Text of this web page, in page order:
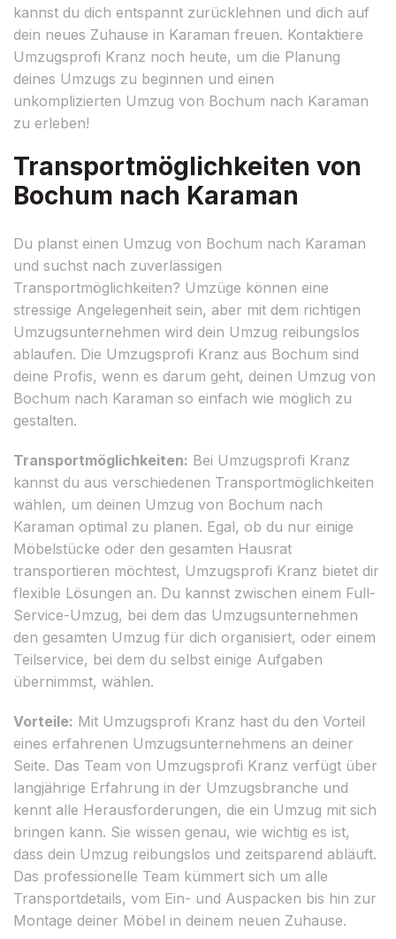
kannst du dich entspannt zurücklehnen und dich auf
dein neues Zuhause in Karaman freuen. Kontaktiere
Umzugsprofi Kranz noch heute, um die Planung
deines Umzugs zu beginnen und einen
unkomplizierten Umzug von Bochum nach Karaman
zu erleben!
Transportmöglichkeiten von
Bochum nach Karaman
Du planst einen Umzug von Bochum nach Karaman
und suchst nach zuverlässigen
Transportmöglichkeiten? Umzüge können eine
stressige Angelegenheit sein, aber mit dem richtigen
Umzugsunternehmen wird dein Umzug reibungslos
ablaufen. Die Umzugsprofi Kranz aus Bochum sind
deine Profis, wenn es darum geht, deinen Umzug von
Bochum nach Karaman so einfach wie möglich zu
gestalten.
Transportmöglichkeiten: Bei Umzugsprofi Kranz
kannst du aus verschiedenen Transportmöglichkeiten
wählen, um deinen Umzug von Bochum nach
Karaman optimal zu planen. Egal, ob du nur einige
Möbelstücke oder den gesamten Hausrat
transportieren möchtest, Umzugsprofi Kranz bietet dir
flexible Lösungen an. Du kannst zwischen einem Full-
Service-Umzug, bei dem das Umzugsunternehmen
den gesamten Umzug für dich organisiert, oder einem
Teilservice, bei dem du selbst einige Aufgaben
übernimmst, wählen.
Vorteile: Mit Umzugsprofi Kranz hast du den Vorteil
eines erfahrenen Umzugsunternehmens an deiner
Seite. Das Team von Umzugsprofi Kranz verfügt über
langjährige Erfahrung in der Umzugsbranche und
kennt alle Herausforderungen, die ein Umzug mit sich
bringen kann. Sie wissen genau, wie wichtig es ist,
dass dein Umzug reibungslos und zeitsparend abläuft.
Das professionelle Team kümmert sich um alle
Transportdetails, vom Ein- und Auspacken bis hin zur
Montage deiner Möbel in deinem neuen Zuhause.